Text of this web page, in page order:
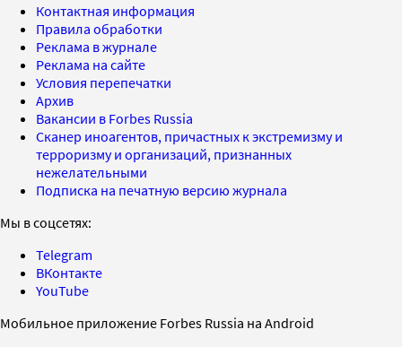
Контактная информация
Правила обработки
Реклама в журнале
Реклама на сайте
Условия перепечатки
Архив
Вакансии в Forbes Russia
Сканер иноагентов, причастных к экстремизму и
терроризму и организаций, признанных
нежелательными
Подписка на печатную версию журнала
Мы в соцсетях:
Telegram
ВКонтакте
YouTube
Мобильное приложение Forbes Russia на Android